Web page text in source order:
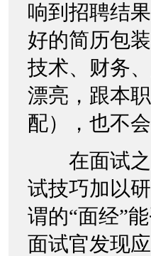
响到招聘结
好的简历包
技术、财务
漂亮，跟本
配），也不
在面试之
试技巧加以
谓的“面经”
面试官发现